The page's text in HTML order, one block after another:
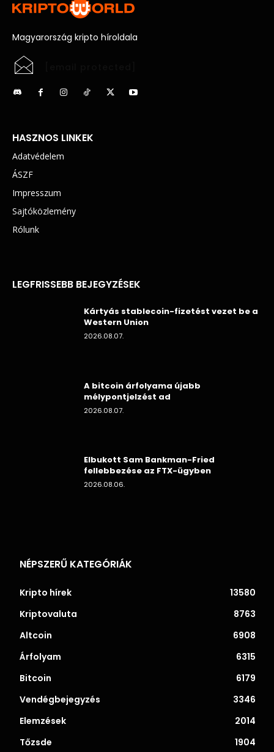
Magyarország kripto híroldala
HASZNOS LINKEK
Adatvédelem
ÁSZF
Impresszum
Sajtóközlemény
Rólunk
LEGFRISSEBB BEJEGYZÉSEK
Kártyás stablecoin-fizetést vezet be a
Western Union
2026.08.07.
A bitcoin árfolyama újabb
mélypontjelzést ad
2026.08.07.
Elbukott Sam Bankman-Fried
fellebbezése az FTX-ügyben
2026.08.06.
NÉPSZERŰ KATEGÓRIÁK
Kripto hírek
13580
Kriptovaluta
8763
Altcoin
6908
Árfolyam
6315
Bitcoin
6179
Vendégbejegyzés
3346
Elemzések
2014
Tőzsde
1904